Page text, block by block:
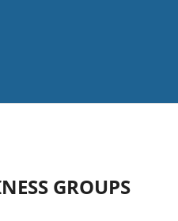
GROUPS